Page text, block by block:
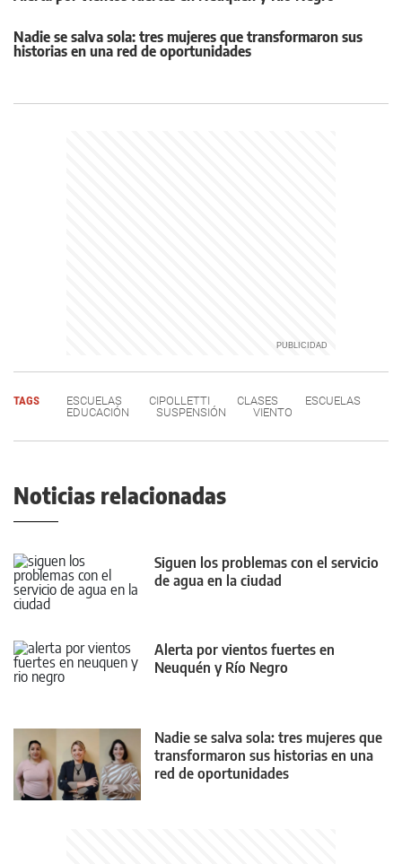
Nadie se salva sola: tres mujeres que transformaron sus
historias en una red de oportunidades
TAGS ESCUELAS CIPOLLETTI CLASES
ESCUELAS
EDUCACIÓN
SUSPENSIÓN VIENTO
Noticias relacionadas
Siguen los problemas con el servicio
de agua en la ciudad
Alerta por vientos fuertes en
Neuquén y Río Negro
Nadie se salva sola: tres mujeres que
transformaron sus historias en una
red de oportunidades